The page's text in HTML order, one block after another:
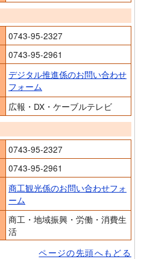
0743-95-2327
0743-95-2961
デジタル推進係のお問い合わせ
フォーム
広報・DX・ケーブルテレビ
0743-95-2327
0743-95-2961
商工観光係のお問い合わせフォ
ーム
商工・地域振興・労働・消費生
活
ページの先頭へもどる